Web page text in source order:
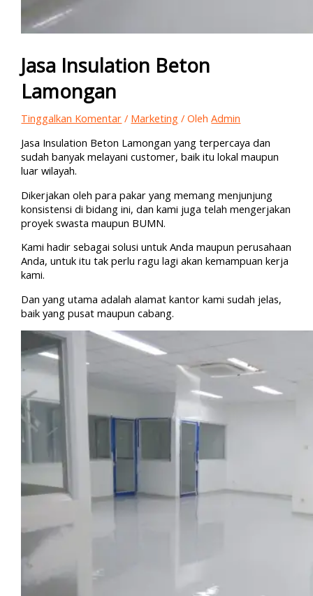
Jasa Insulation Beton
Lamongan
Tinggalkan Komentar / Marketing / OlehAdmin
Jasa Insulation Beton Lamongan yang terpercaya dan
sudah banyak melayani customer, baik itu lokal maupun
luar wilayah.
Dikerjakan oleh para pakar yang memang menjunjung
konsistensi di bidang ini, dan kami juga telah mengerjakan
proyek swasta maupun BUMN.
Kami hadir sebagai solusi untuk Anda maupun perusahaan
Anda, untuk itu tak perlu ragu lagi akan kemampuan kerja
kami.
Dan yang utama adalah alamat kantor kami sudah jelas,
baik yang pusat maupun cabang.